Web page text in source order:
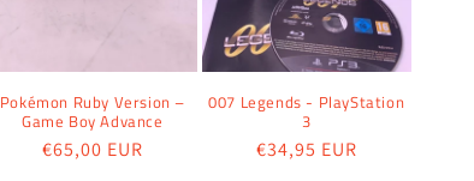
Pokémon Ruby Version –
Game Boy Advance
Normale
€65,00 EUR
007 Legends - PlayStation
3
Normale
€34,95 EUR